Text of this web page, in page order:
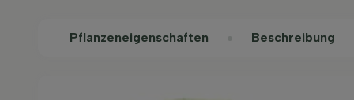
Pflanzeneigenschaften Beschreibung